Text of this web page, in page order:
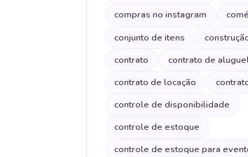
compras no instagram
conjunto de itens
contrato
contrato de
contrato de locação
controle de disponibilidade
controle de estoque
controle de estoque para